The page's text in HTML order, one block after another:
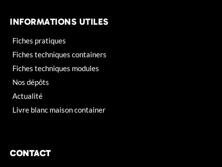
INFORMATIONS UTILES
Fiches pratiques
Fiches techniques containers
Fiches techniques modules
Nos dépôts
Actualité
Livre blanc maison container
CONTACT